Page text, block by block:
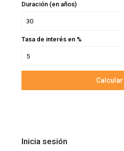
Duración (en años)
Tasa de interés en %
Calcular
Inicia sesión